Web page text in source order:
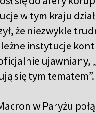
w tym kraju
że niezwykle
instytucje
ujawniany,
się tym tematem”.
w Paryżu